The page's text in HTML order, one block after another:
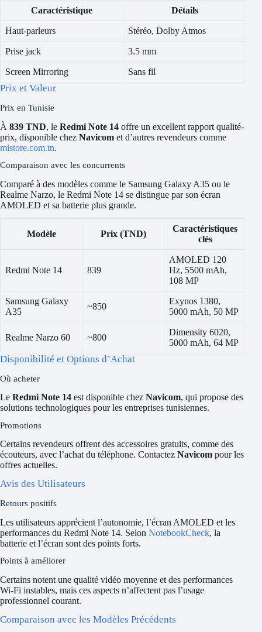
Caractéristique Détails
Haut-parleurs Stéréo, Dolby Atmos
Prise jack 3.5 mm
Screen Mirroring Sans fil
Prix et Valeur
Prix en Tunisie
À 839 TND, le Redmi Note 14 offre un excellent rapport qualité-
prix, disponible chez Navicom et d’autres revendeurs comme
mistore.com.tn.
Comparaison avec les concurrents
Comparé à des modèles comme le Samsung Galaxy A35 ou le
Realme Narzo, le Redmi Note 14 se distingue par son écran
AMOLED et sa batterie plus grande.
Modèle Prix (TND)
Caractéristiques
clés
Redmi Note 14 839
AMOLED 120
Hz, 5500 mAh,
108 MP
Samsung Galaxy
A35
~850
Exynos 1380,
5000 mAh, 50 MP
Realme Narzo 60 ~800
Dimensity 6020,
5000 mAh, 64 MP
Disponibilité et Options d’Achat
Où acheter
Le Redmi Note 14 est disponible chez Navicom, qui propose des
solutions technologiques pour les entreprises tunisiennes.
Promotions
Certains revendeurs offrent des accessoires gratuits, comme des
écouteurs, avec l’achat du téléphone. Contactez Navicom pour les
offres actuelles.
Avis des Utilisateurs
Retours positifs
Les utilisateurs apprécient l’autonomie, l’écran AMOLED et les
performances du Redmi Note 14. Selon NotebookCheck, la
batterie et l’écran sont des points forts.
Points à améliorer
Certains notent une qualité vidéo moyenne et des performances
Wi-Fi instables, mais ces aspects n’affectent pas l’usage
professionnel courant.
Comparaison avec les Modèles Précédents